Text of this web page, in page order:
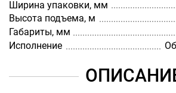
Ширина упаковки, мм
Высота подъема, м
Габариты, мм
Исполнение